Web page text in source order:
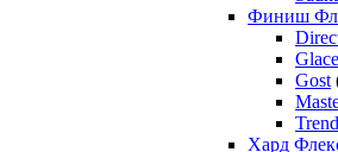
Финиш
Glace
Gost
Trend
Хард